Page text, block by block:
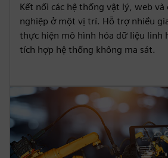
Kết nối các hệ thống vật lý, web
nghiệp ở một vị trí. Hỗ trợ nhiều
thực hiện mô hình hóa dữ liệu linh
tích hợp hệ thống không ma sát.